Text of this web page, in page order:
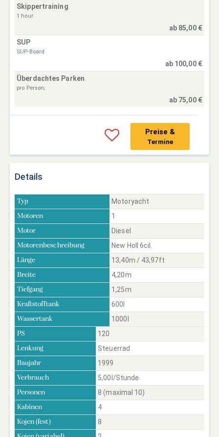
Skippertraining
1 hour
ab 85,00 €
SUP
SUP-Board
ab 100,00 €
Überdachtes Parken
pro Person;
ab 75,00 €
Preise &
Termine
Details
Typ Motoryacht
Motoren 1
Motor Diesel
Motorenbeschreibung New Holl 6cil.
Länge 13,40m / 43,97ft
Breite 4,20m
Tiefgang 1,25m
Kraftstofftank 600l
Wassertank 1000l
PS 120
Lenkung Steuerrad
Baujahr 1999
Verbrauch 5,00l/Stunde
Personen 8 (maximal 10)
Kabinen 4
Kojen (fest) 8